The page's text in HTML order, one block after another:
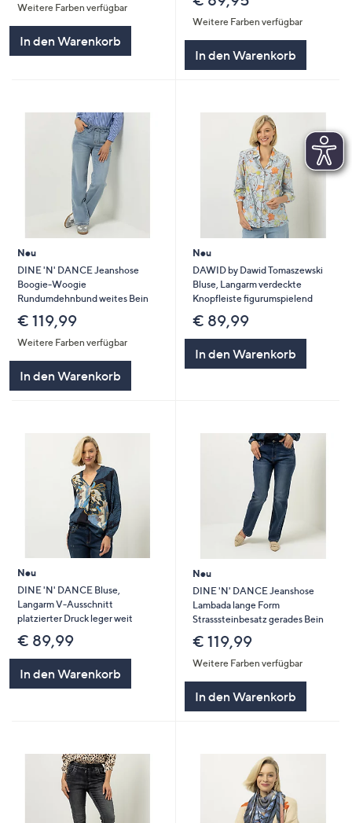
Weitere Farben verfügbar
In den Warenkorb
Weitere Farben verfügbar
In den Warenkorb
Neu
DINE 'N' DANCE Jeanshose
Boogie-Woogie
Rundumdehnbund weites Bein
€ 119,99
Weitere Farben verfügbar
In den Warenkorb
Neu
DAWID by Dawid Tomaszewski
Bluse, Langarm verdeckte
Knopfleiste figurumspielend
€ 89,99
In den Warenkorb
Neu
DINE 'N' DANCE Bluse,
Langarm V-Ausschnitt
platzierter Druck leger weit
€ 89,99
In den Warenkorb
Neu
DINE 'N' DANCE Jeanshose
Lambada lange Form
Strasssteinbesatz gerades Bein
€ 119,99
Weitere Farben verfügbar
In den Warenkorb